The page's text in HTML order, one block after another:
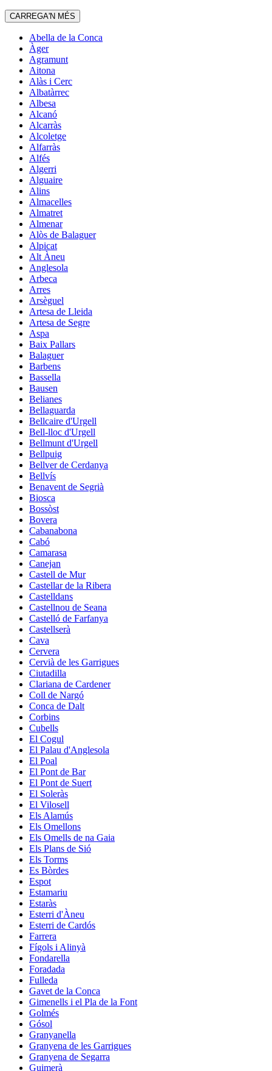
CARREGA'N MÉS
Abella de la Conca
Àger
Agramunt
Aitona
Alàs i Cerc
Albatàrrec
Albesa
Alcanó
Alcarràs
Alcoletge
Alfarràs
Alfés
Algerri
Alguaire
Alins
Almacelles
Almatret
Almenar
Alòs de Balaguer
Alpicat
Alt Àneu
Anglesola
Arbeca
Arres
Arsèguel
Artesa de Lleida
Artesa de Segre
Aspa
Baix Pallars
Balaguer
Barbens
Bassella
Bausen
Belianes
Bellaguarda
Bellcaire d'Urgell
Bell-lloc d'Urgell
Bellmunt d'Urgell
Bellpuig
Bellver de Cerdanya
Bellvís
Benavent de Segrià
Biosca
Bossòst
Bovera
Cabanabona
Cabó
Camarasa
Canejan
Castell de Mur
Castellar de la Ribera
Castelldans
Castellnou de Seana
Castelló de Farfanya
Castellserà
Cava
Cervera
Cervià de les Garrigues
Ciutadilla
Clariana de Cardener
Coll de Nargó
Conca de Dalt
Corbins
Cubells
El Cogul
El Palau d'Anglesola
El Poal
El Pont de Bar
El Pont de Suert
El Soleràs
El Vilosell
Els Alamús
Els Omellons
Els Omells de na Gaia
Els Plans de Sió
Els Torms
Es Bòrdes
Espot
Estamariu
Estaràs
Esterri d'Àneu
Esterri de Cardós
Farrera
Fígols i Alinyà
Fondarella
Foradada
Fulleda
Gavet de la Conca
Gimenells i el Pla de la Font
Golmés
Gósol
Granyanella
Granyena de les Garrigues
Granyena de Segarra
Guimerà